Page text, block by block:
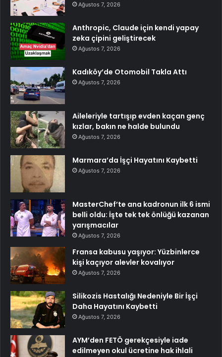
Ağustos 7, 2026
Anthropic, Claude için kendi yapay
zeka çipini geliştirecek
Ağustos 7, 2026
Kadıköy’de Otomobil Takla Attı
Ağustos 7, 2026
Aileleriyle tartışıp evden kaçan genç
kızlar, bakın ne halde bulundu
Ağustos 7, 2026
Marmara’da İşçi Hayatını Kaybetti
Ağustos 7, 2026
MasterChef’te ana kadronun ilk 6 ismi
belli oldu: İşte tek tek önlüğü kazanan
yarışmacılar
Ağustos 7, 2026
Fransa kabusu yaşıyor: Yüzbinlerce
kişi kaçıyor alevler kovalıyor
Ağustos 7, 2026
Silikozis Hastalığı Nedeniyle Bir İşçi
Daha Hayatını Kaybetti
Ağustos 7, 2026
AYM’den FETÖ gerekçesiyle iade
edilmeyen okul ücretine hak ihlali